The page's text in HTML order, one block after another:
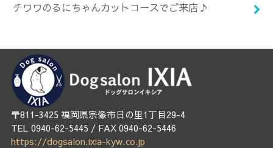
チワワのるにちゃんカットコースでご来店♪
〒811-3425 福岡県宗像市日の里1丁目29-4
TEL 0940-62-5445 / FAX 0940-62-5446
https://dogsalon.ixia-kyw.co.jp